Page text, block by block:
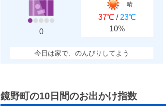
0
晴
37℃ / 23℃
10%
今日は家で、のんびりしてよう
鏡野町の10日間のお出かけ指数